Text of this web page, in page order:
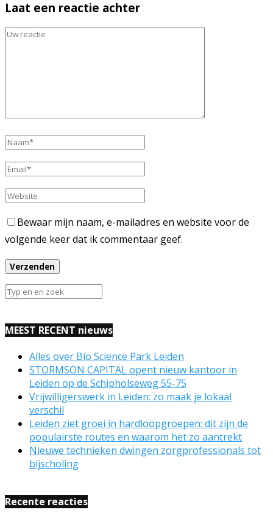
Laat een reactie achter
Bewaar mijn naam, e-mailadres en website voor de
volgende keer dat ik commentaar geef.
MEEST RECENT nieuws
Alles over Bio Science Park Leiden
STORMSON CAPITAL opent nieuw kantoor in
Leiden op de Schipholseweg 55-75
Vrijwilligerswerk in Leiden: zo maak je lokaal
verschil
Leiden ziet groei in hardloopgroepen: dit zijn de
populairste routes en waarom het zo aantrekt
Nieuwe technieken dwingen zorgprofessionals tot
bijscholing
Recente reacties